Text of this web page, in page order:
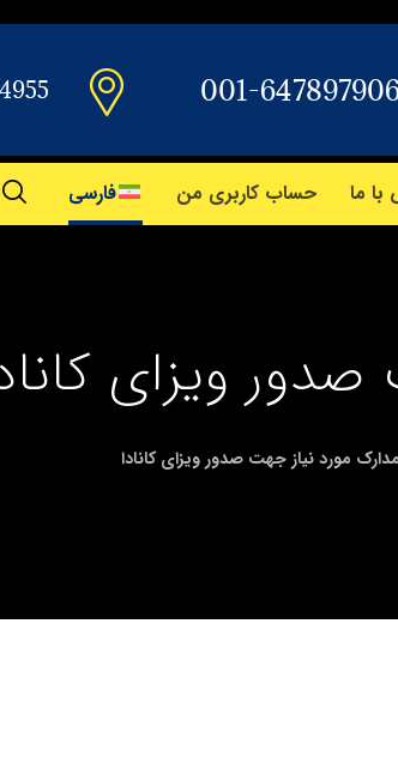
001-
ما حساب کاربری من فارسی
ویزای
مدارک مورد نیاز جهت صدور ویزای کانادا